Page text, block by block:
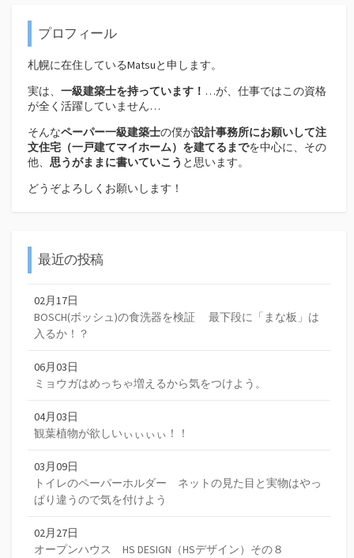
プロフィール
札幌に在住しているMatsuと申します。
実は、 一級建築士を持っています！ …が、仕事ではこの資格
が全く活躍していません…
そんなペーパー一級建築士の僕が設計事務所にお願いして注
文住宅（一戸建てマイホーム）を建てるまでを中心に、その
他、 思うがままに書いていこう と思います。
どうぞよろしくお願いします！
最近の投稿
02月17日
BOSCH(ボッシュ)の食洗器を検証 最下段に「まな板」は
入るか！？
06月03日
ミョウガはめっちゃ増えるから気をつけよう。
04月03日
観葉植物が欲しいぃぃぃぃ！！
03月09日
トイレのペーパーホルダー ネットの見た目と実物はやっ
ぱり違うので気を付けよう
02月27日
オープンハウス HS DESIGN（HSデザイン）その８